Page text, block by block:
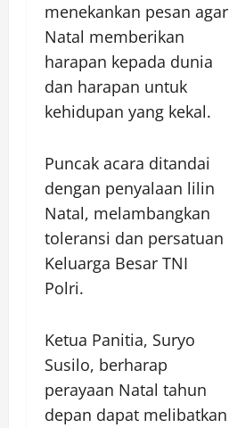
menekankan pesan agar
Natal memberikan
harapan kepada dunia
dan harapan untuk
kehidupan yang kekal.
Puncak acara ditandai
dengan penyalaan lilin
Natal, melambangkan
toleransi dan persatuan
Keluarga Besar TNI
Polri.
Ketua Panitia, Suryo
Susilo, berharap
perayaan Natal tahun
depan dapat melibatkan